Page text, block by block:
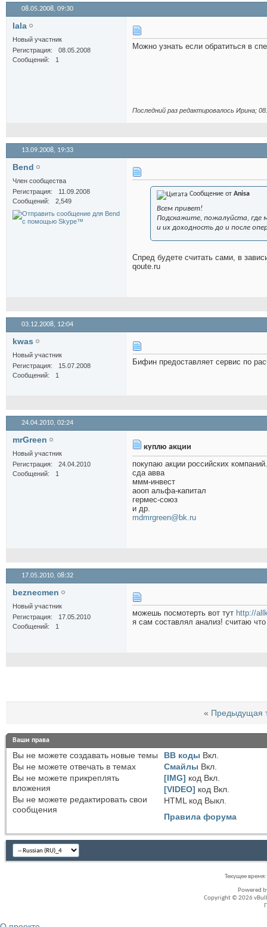
08.05.2008, 09:30
lala
Новый участник
Регистрация
08.05.2008
Сообщений
1
Можно узнать если обратиться в
Последний раз редактировалось Иринa;
13.09.2008, 19:33
Bend
Член сообщества
Регистрация
11.09.2008
Сообщений
2,549
Сообщение от Anisa
Всем привет!
Подскажите, пожалуйста, где
и их доходность до и после
Спред будете считать сами, в
qoute.ru
03.12.2008, 12:04
kwas
Новый участник
Регистрация
15.07.2008
Сообщений
1
Бифин предоставляет сервис по
24.04.2010, 02:24
mrGreen
Новый участник
Регистрация
24.04.2010
Сообщений
1
куплю акции
покупаю акции российских компаний.
сда авва
ммм-инвест
аооп альфа-капитал
гермес-союз
и др.
mdmrgreen@bk.ru
17.05.2010, 08:32
beznecmen
Новый участник
Регистрация
17.05.2010
Сообщений
1
можешь посмотерть вот тут http://
я сам составлял анализ! считаю
« Предыдущая
Ваши права
Вы не можете создавать новые темы
Вы не можете отвечать в темах
Вы не можете прикреплять
вложения
Вы не можете редактировать свои
сообщения
BB коды Вкл.
Смайлы Вкл.
[IMG] код Вкл.
[VIDEO] код Вкл.
HTML код Выкл.
Правила форума
Текущее время:
Powered
Copyright © 2026